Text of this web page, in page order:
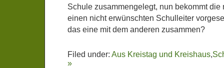
Schule zusammengelegt, nun bekommt die
einen nicht erwünschten Schulleiter
das eine mit dem anderen zusammen?
Filed under: Aus Kreistag und Kreishaus,
»